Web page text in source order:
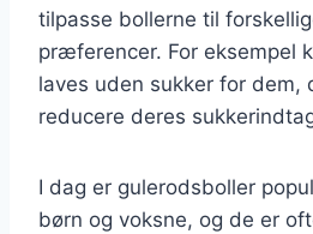
tilpasse bollerne til
præferencer. For eksempel
laves uden sukker for dem,
reducere deres
I dag er gulerodsboller
børn og voksne, og de er